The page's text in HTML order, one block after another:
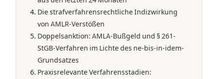
Die strafverfahrensrechtliche Indizwirkung
von AMLR-Verstößen
Doppelsanktion: AMLA-Bußgeld und § 261-
StGB-Verfahren im Lichte des ne-bis-in-idem-
Grundsatzes
Praxisrelevante Verfahrensstadien: